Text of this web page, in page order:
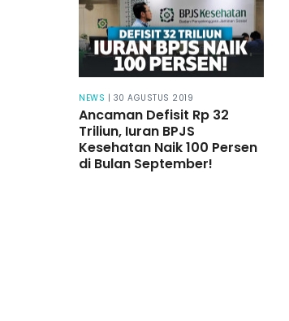
NEWS | 30 AGUSTUS 2019
Ancaman Defisit Rp 32
Triliun, Iuran BPJS
Kesehatan Naik 100 Persen
di Bulan September!